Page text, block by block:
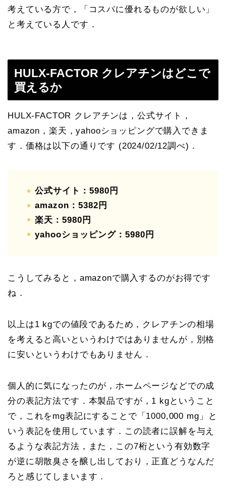
考えている方で，「コスパに優れるものが欲しい」
と考えている人です．
HULX-FACTOR クレアチンはどこで
買えるか
HULX-FACTOR クレアチンは，公式サイト，
amazon，楽天，yahooショッピングで購入できま
す．価格は以下の通りです (2024/02/12調べ)．
公式サイト：5980円
amazon：5382円
楽天：5980円
yahooショッピング：5980円
こうしてみると，amazonで購入するのがお得です
ね．
以上は1 kgでの値段であるため，クレアチンの相場
を考えると高いというわけではありませんが，別格
に安いというわけでもありません．
個人的に気になったのが，ホームページなどでの成
分の表記方法です．本製品ですが，1 kgということ
で，これをmg表記にすることで「1000,000 mg」と
いう表記を使用しています．この読者に誤解を与え
るような表記方法，また，この7桁という有効数字
が逆に胡散臭さを醸し出しており，正直どうなんだ
ろと感じてしまいます．